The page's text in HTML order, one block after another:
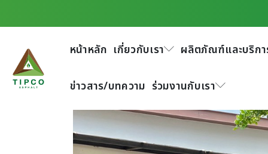
หน้าหลัก เกี่ยวกับเรา ผลิตภัณฑ์และบริก
ข่าวสาร/บทความ ร่วมงานกับเรา
บริษัท ทิปโก้แอสฟัลท์